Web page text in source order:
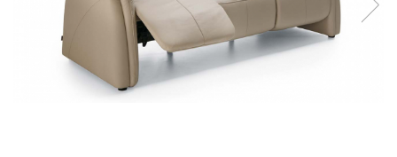
Oferte speciale
Banchete
Sezlong living